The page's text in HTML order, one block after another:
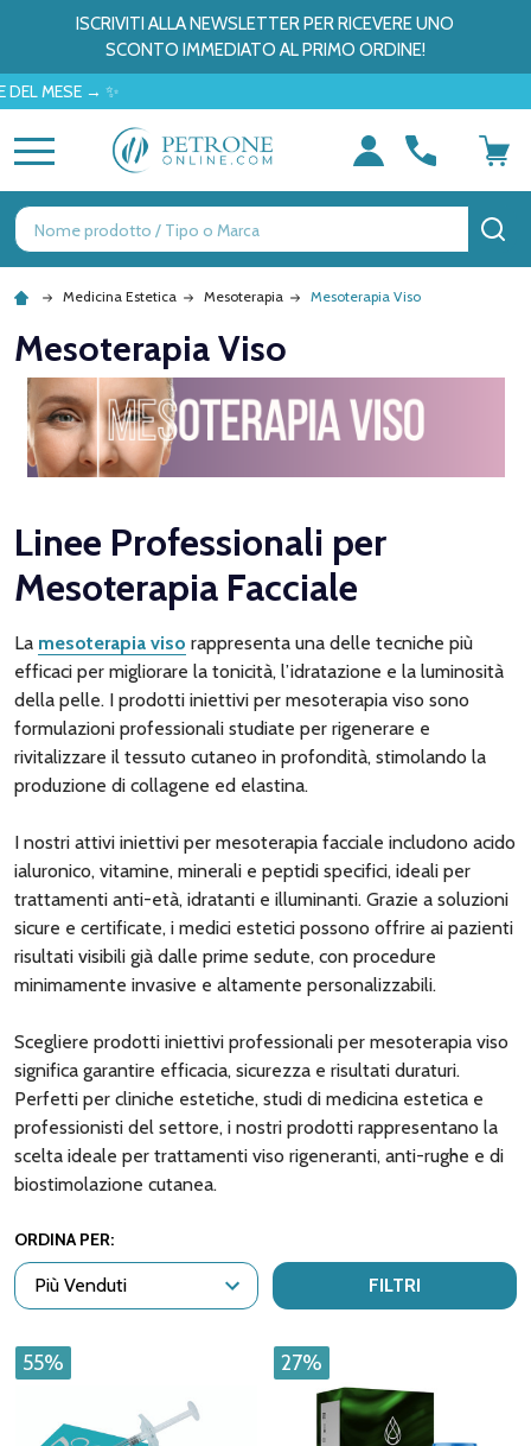
ISCRIVITI ALLA NEWSLETTER PER RICEVERE UNO
SCONTO IMMEDIATO AL PRIMO ORDINE!
→ ✨
Ricerca
Medicina Estetica Mesoterapia Mesoterapia Viso
Mesoterapia Viso
Linee Professionali per
Mesoterapia Facciale
La mesoterapia viso rappresenta una delle tecniche più
efficaci per migliorare la tonicità, l’idratazione e la luminosità
della pelle. I prodotti iniettivi per mesoterapia viso sono
formulazioni professionali studiate per rigenerare e
rivitalizzare il tessuto cutaneo in profondità, stimolando la
produzione di collagene ed elastina.
I nostri attivi iniettivi per mesoterapia facciale includono acido
ialuronico, vitamine, minerali e peptidi specifici, ideali per
trattamenti anti-età, idratanti e illuminanti. Grazie a soluzioni
sicure e certificate, i medici estetici possono offrire ai pazienti
risultati visibili già dalle prime sedute, con procedure
minimamente invasive e altamente personalizzabili.
Scegliere prodotti iniettivi professionali per mesoterapia viso
significa garantire efficacia, sicurezza e risultati duraturi.
Perfetti per cliniche estetiche, studi di medicina estetica e
professionisti del settore, i nostri prodotti rappresentano la
scelta ideale per trattamenti viso rigeneranti, anti-rughe e di
biostimolazione cutanea.
ORDINA PER:
FILTRI
55% 27%